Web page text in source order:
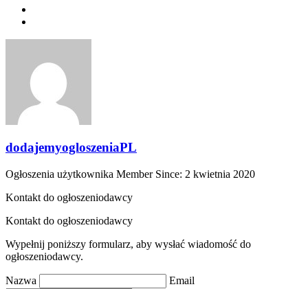
dodajemyogloszeniaPL
Ogłoszenia użytkownika Member Since: 2 kwietnia 2020
Kontakt do ogłoszeniodawcy
Kontakt do ogłoszeniodawcy
Wypełnij poniższy formularz, aby wysłać wiadomość do
ogłoszeniodawcy.
Nazwa
Email